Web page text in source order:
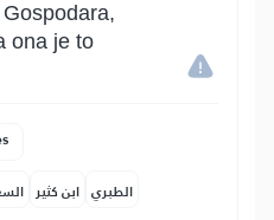
ona je to
ابن كثير الطبري